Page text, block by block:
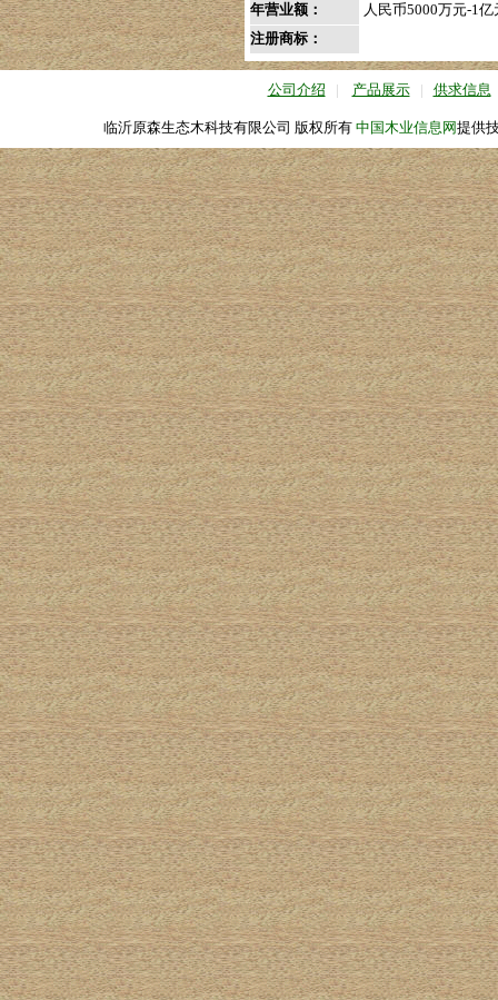
年营业额：
人民币5000万元-1亿
注册商标：
公司介绍 | 产品展示 | 供求信息
临沂原森生态木科技有限公司 版权所有 中国木业信息网提供